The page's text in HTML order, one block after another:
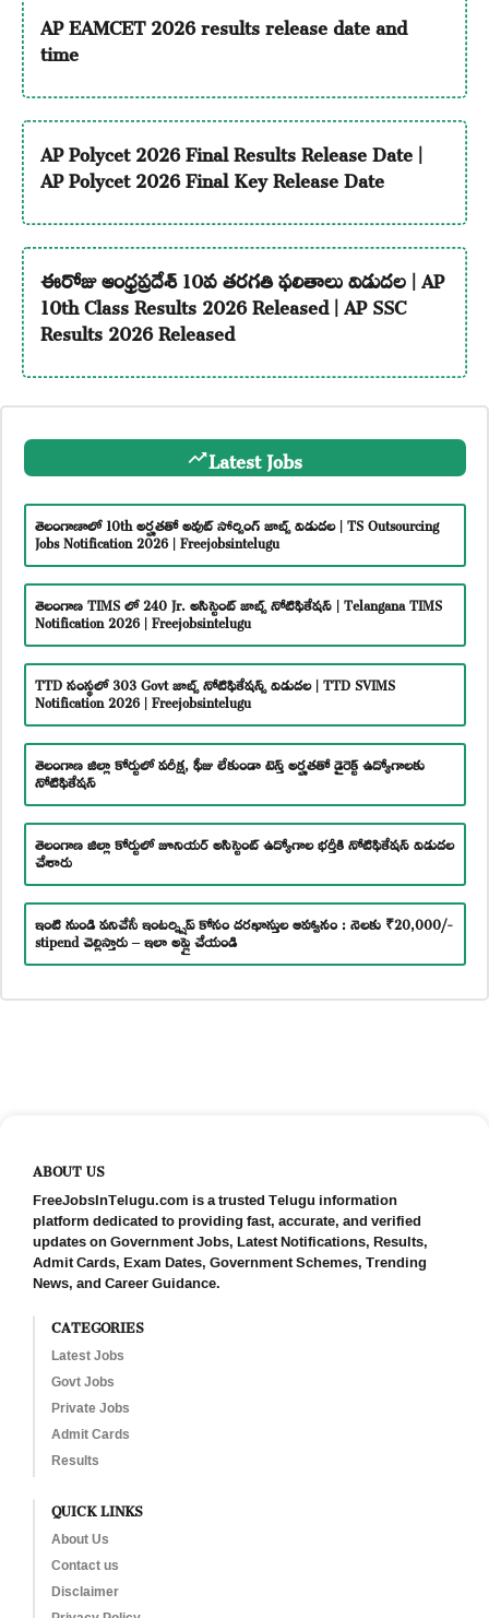
AP EAMCET 2026 results release date and
time
AP Polycet 2026 Final Results Release Date |
AP Polycet 2026 Final Key Release Date
ఈరోజు ఆంధ్రప్రదేశ్ 10వ తరగతి ఫలితాలు విడుదల | AP
10th Class Results 2026 Released | AP SSC
Results 2026 Released
Latest Jobs
తెలంగాణాలో 10th అర్హతతో అవుట్ సోర్సింగ్ జాబ్స్ విడుదల | TS Outsourcing
Jobs Notification 2026 | Freejobsintelugu
తెలంగాణ TIMS లో 240 Jr. అసిస్టెంట్ జాబ్స్ నోటిఫికేషన్ | Telangana TIMS
Notification 2026 | Freejobsintelugu
TTD సంస్థలో 303 Govt జాబ్స్ నోటిఫికేషన్స్ విడుదల | TTD SVIMS
Notification 2026 | Freejobsintelugu
తెలంగాణ జిల్లా కోర్టులో పరీక్ష, ఫీజు లేకుండా టెన్త్ అర్హతతో డైరెక్ట్ ఉద్యోగాలకు
నోటిఫికేషన్
తెలంగాణ జిల్లా కోర్టులో జూనియర్ అసిస్టెంట్ ఉద్యోగాల భర్తీకి నోటిఫికేషన్ విడుదల
చేశారు
ఇంటి నుండి పనిచేసే ఇంటర్న్షిప్ కోసం దరఖాస్తుల ఆహ్వానం : నెలకు ₹20,000/-
stipend చెల్లిస్తారు – ఇలా అప్లై చేయండి
ABOUT US
FreeJobsInTelugu.com is a trusted Telugu information
platform dedicated to providing fast, accurate, and verified
updates on Government Jobs, Latest Notifications, Results,
Admit Cards, Exam Dates, Government Schemes, Trending
News, and Career Guidance.
CATEGORIES
Latest Jobs
Govt Jobs
Private Jobs
Admit Cards
Results
QUICK LINKS
About Us
Contact us
Disclaimer